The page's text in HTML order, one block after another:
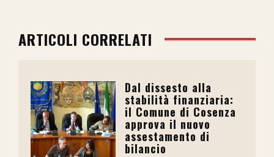
ARTICOLI CORRELATI
Dal dissesto alla
stabilità finanziaria:
il Comune di Cosenza
approva il nuovo
assestamento di
bilancio